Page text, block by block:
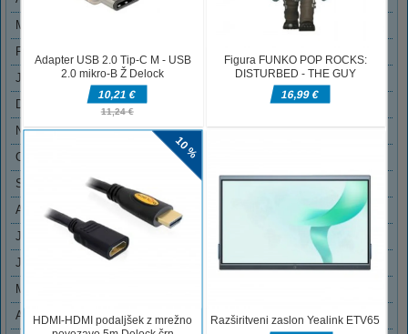
MAREC 2023
FEBRUAR 2023
JANUAR 2023
DECEMBER 2022
NOVEMBER 2022
OKTOBER 2022
SEPTEMBER 2022
AVGUST 2022
JULIJ 2022
JUNIJ 2022
MAJ 2022
APRIL 2022